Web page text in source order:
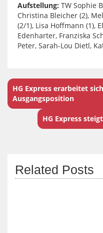
Aufstellung: TW Sophie
Christina Bleicher (2),
(2/1), Lisa Hoffmann (1),
Edenharter, Franziska
Peter, Sarah-Lou Dietl,
HG Express erarbeitet
Ausgangsposition
HG Express
Related Posts